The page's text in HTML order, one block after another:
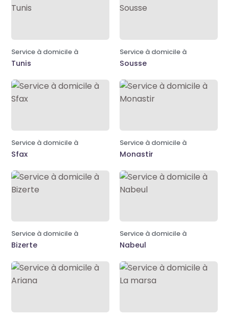
Service à domicile à
Tunis
Service à domicile à
Sousse
Service à domicile à
Sfax
Service à domicile à
Monastir
Service à domicile à
Bizerte
Service à domicile à
Nabeul